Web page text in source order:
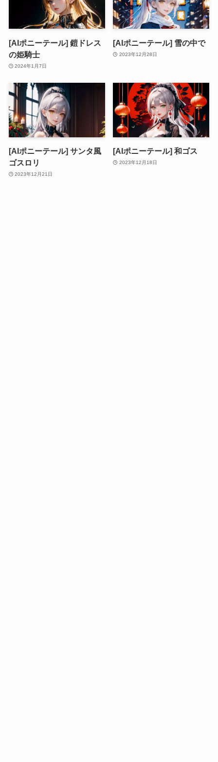
[AIポニーテール] 鎧ドレス
の姫騎士
2024年1月7日
[AIポニーテール] 雪の中で
2023年12月28日
[AIポニーテール] サンタ風
ゴスロリ
2023年12月21日
[AIポニーテール] 和ゴス
2023年12月18日